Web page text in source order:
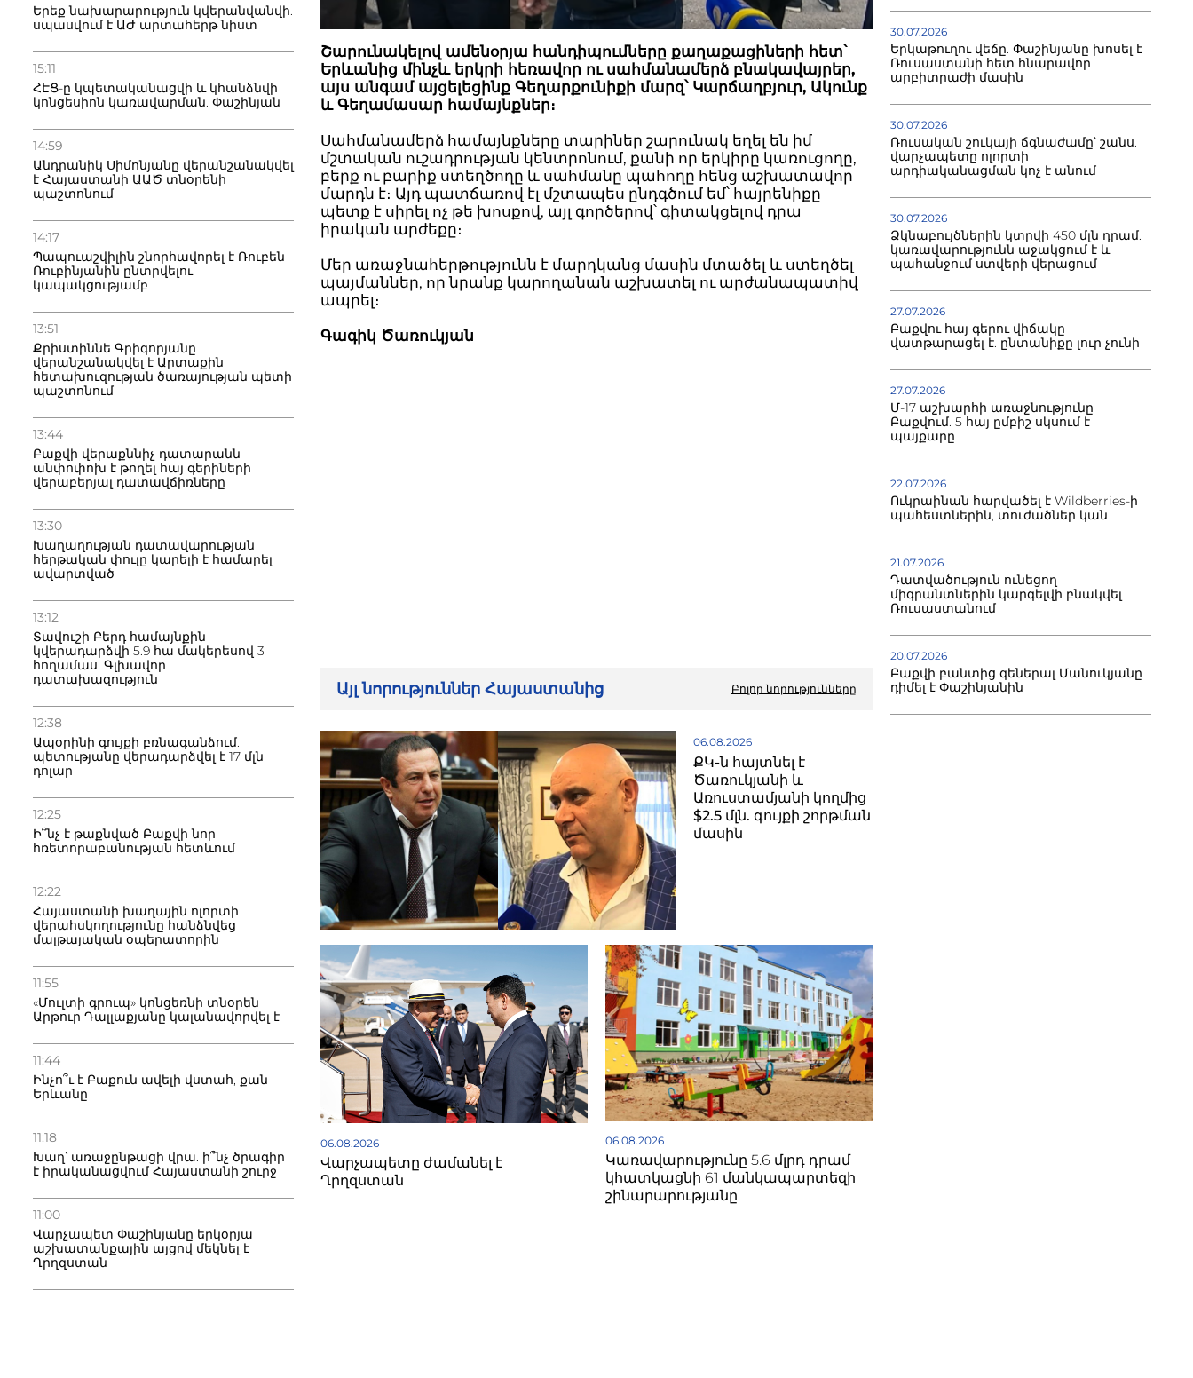
Երեք նախարարություն կվերանվանվի.
սպասվում է ԱԺ արտահերթ նիստ
15:11
ՀԷՑ-ը կպետականացվի և կհանձնվի
կոնցեսիոն կառավարման. Փաշինյան
14:59
Անդրանիկ Սիմոնյանը վերանշանակվել
է Հայաստանի ԱԱԾ տնօրենի
պաշտոնում
14:17
Պապուաշվիլին շնորհավորել է Ռուբեն
Ռուբինյանին ընտրվելու
կապակցությամբ
13:51
Քրիստիննե Գրիգորյանը
վերանշանակվել է Արտաքին
հետախուզության ծառայության պետի
պաշտոնում
13:44
Բաքվի վերաքննիչ դատարանն
անփոփոխ է թողել հայ գերիների
վերաբերյալ դատավճիռները
13:30
Խաղաղության դատավարության
հերթական փուլը կարելի է համարել
ավարտված
13:12
Տավուշի Բերդ համայնքին
կվերադարձվի 5.9 հա մակերեսով 3
հողամաս. Գլխավոր
դատախազություն
12:38
Ապօրինի գույքի բռնագանձում.
պետությանը վերադարձվել է 17 մլն
դոլար
12:25
Ի՞նչ է թաքնված Բաքվի նոր
հռետորաբանության հետևում
12:22
Հայաստանի խաղային ոլորտի
վերահսկողությունը հանձնվեց
մալթայական օպերատորին
11:55
«Մուլտի գրուպ» կոնցեռնի տնօրեն
Արթուր Դալլաքյանը կալանավորվել է
11:44
Ինչո՞ւ է Բաքուն ավելի վստահ, քան
Երևանը
11:18
Խաղ՝ առաջընթացի վրա. ի՞նչ ծրագիր
է իրականացվում Հայաստանի շուրջ
11:00
Վարչապետ Փաշինյանը երկօրյա
աշխատանքային այցով մեկնել է
Ղրղզստան
Շարունակելով ամենօրյա հանդիպումները քաղաքացիների հետ՝
Երևանից մինչև երկրի հեռավոր ու սահմանամերձ բնակավայրեր,
այս անգամ այցելեցինք Գեղարքունիքի մարզ՝ Կարճաղբյուր, Ակունք
և Գեղամասար համայնքներ։
Սահմանամերձ համայնքները տարիներ շարունակ եղել են իմ
մշտական ուշադրության կենտրոնում, քանի որ երկիրը կառուցողը,
բերք ու բարիք ստեղծողը և սահմանը պահողը հենց աշխատավոր
մարդն է։ Այդ պատճառով էլ մշտապես ընդգծում եմ՝ հայրենիքը
պետք է սիրել ոչ թե խոսքով, այլ գործերով՝ գիտակցելով դրա
իրական արժեքը։
Մեր առաջնահերթությունն է մարդկանց մասին մտածել և ստեղծել
պայմաններ, որ նրանք կարողանան աշխատել ու արժանապատիվ
ապրել։
Գագիկ Ծառուկյան
Այլ նորություններ Հայաստանից Բոլոր նորությունները
06.08.2026
ՔԿ-ն հայտնել է
Ծառուկյանի և
Առուստամյանի կողմից
$2.5 մլն. գույքի շորթման
մասին
06.08.2026
Վարչապետը ժամանել է
Ղրղզստան
06.08.2026
Կառավարությունը 5.6 մլրդ դրամ
կհատկացնի 61 մանկապարտեզի
շինարարությանը
30.07.2026
Երկաթուղու վեճը. Փաշինյանը խոսել է
Ռուսաստանի հետ հնարավոր
արբիտրաժի մասին
30.07.2026
Ռուսական շուկայի ճգնաժամը՝ շանս.
վարչապետը ոլորտի
արդիականացման կոչ է անում
30.07.2026
Ձկնաբույծներին կտրվի 450 մլն դրամ.
կառավարությունն աջակցում է և
պահանջում ստվերի վերացում
27.07.2026
Բաքվու հայ գերու վիճակը
վատթարացել է. ընտանիքը լուր չունի
27.07.2026
Մ-17 աշխարհի առաջնությունը
Բաքվում. 5 հայ ըմբիշ սկսում է
պայքարը
22.07.2026
Ուկրաինան հարվածել է Wildberries-ի
պահեստներին, տուժածներ կան
21.07.2026
Դատվածություն ունեցող
միգրանտներին կարգելվի բնակվել
Ռուսաստանում
20.07.2026
Բաքվի բանտից գեներալ Մանուկյանը
դիմել է Փաշինյանին